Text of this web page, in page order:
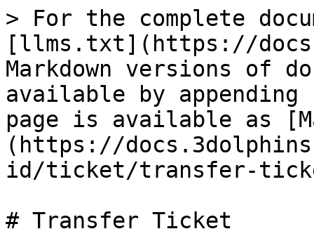
> For the complete
[llms.txt](https://
Markdown versions of
available by
page is available as
(https://
id/ticket/transfer-
# Transfer Ticket